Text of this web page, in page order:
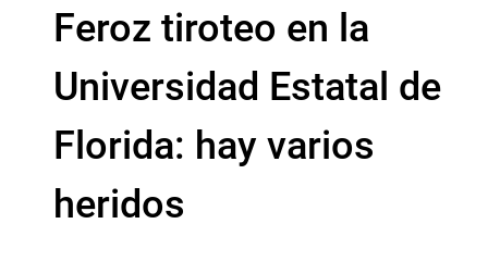
Feroz tiroteo en la
Universidad Estatal de
Florida: hay varios
heridos